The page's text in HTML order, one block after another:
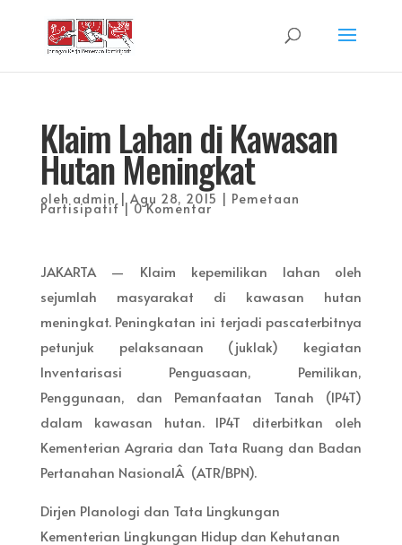
Klaim Lahan di Kawasan
Hutan Meningkat
oleh admin |Agu 28, 2015 | Pemetaan
Partisipatif |0 Komentar
JAKARTA — Klaim kepemilikan lahan oleh
sejumlah masyarakat di kawasan hutan
meningkat. Peningkatan ini terjadi pascaterbitnya
petunjuk pelaksanaan (juklak) kegiatan
Inventarisasi Penguasaan, Pemilikan,
Penggunaan, dan Pemanfaatan Tanah (IP4T)
dalam kawasan hutan. IP4T diterbitkan oleh
Kementerian Agraria dan Tata Ruang dan Badan
Pertanahan NasionalÂ (ATR/BPN).
Dirjen Planologi dan Tata Lingkungan
Kementerian Lingkungan Hidup dan Kehutanan